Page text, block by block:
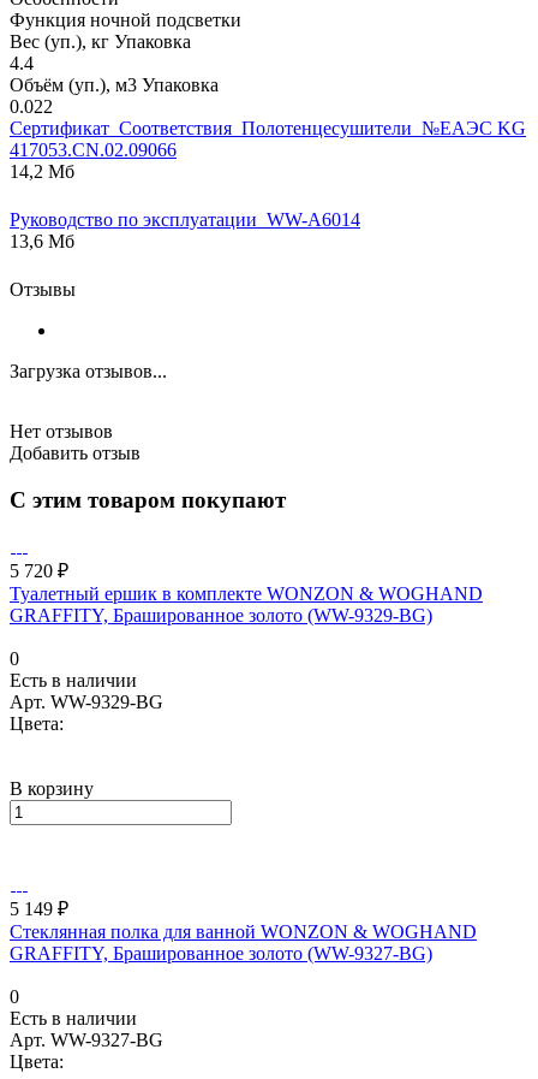
Функция ночной подсветки
Вес (уп.), кг Упаковка
4.4
Объём (уп.), м3 Упаковка
0.022
Сертификат_Соответствия_Полотенцесушители_№ЕАЭС KG
417053.CN.02.09066
14,2 Мб
Руководство по эксплуатации_WW-A6014
13,6 Мб
Отзывы
Загрузка отзывов...
Нет отзывов
Добавить отзыв
С этим товаром покупают
5 720 ₽
Туалетный ершик в комплекте WONZON & WOGHAND
GRAFFITY, Брашированное золото (WW-9329-BG)
0
Есть в наличии
Арт. WW-9329-BG
Цвета:
В корзину
5 149 ₽
Стеклянная полка для ванной WONZON & WOGHAND
GRAFFITY, Брашированное золото (WW-9327-BG)
0
Есть в наличии
Арт. WW-9327-BG
Цвета: